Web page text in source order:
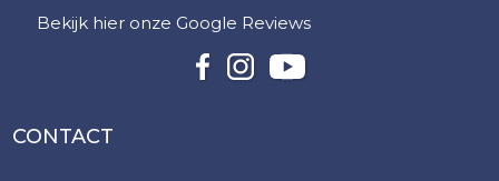
Bekijk hier onze Google Reviews
CONTACT